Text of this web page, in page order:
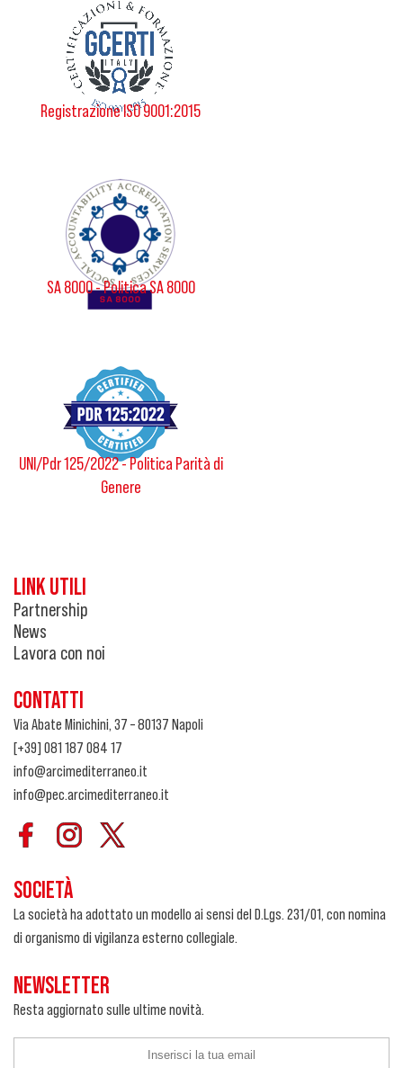
Registrazione ISO 9001:2015
SA 8000 - Politica SA 8000
UNI/Pdr 125/2022 - Politica Parità di
Genere
LINK UTILI
Partnership
News
Lavora con noi
CONTATTI
Via Abate Minichini, 37 – 80137 Napoli
[+39] 081 187 084 17
info@arcimediterraneo.it
info@pec.arcimediterraneo.it
SOCIETÀ
La società ha adottato un modello ai sensi del D.Lgs. 231/01, con nomina
di organismo di vigilanza esterno collegiale.
NEWSLETTER
Resta aggiornato sulle ultime novità.